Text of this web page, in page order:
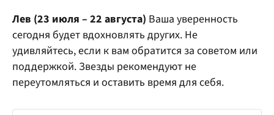
Лев (23 июля – 22 августа) Ваша уверенность
сегодня будет вдохновлять других. Не
удивляйтесь, если к вам обратится за советом или
поддержкой. Звезды рекомендуют не
переутомляться и оставить время для себя.